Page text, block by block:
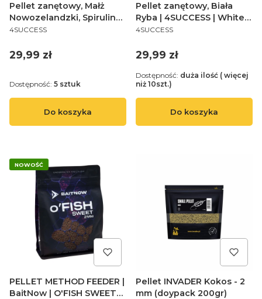
Pellet zanętowy, Małż
Nowozelandzki, Spirulina |
4SUCCESS | Green
Method Sticky Pellet
PRODUCENT
4SUCCESS
Cena
29,99 zł
Do koszyka
Dostępność: 5 sztuk
Pellet zanętowy, Biała
Ryba | 4SUCCESS | White
Fish Premium 3,0mm
Pellet
PRODUCENT
4SUCCESS
Cena
29,99 zł
Do koszyka
Dostępność: duża ilość ( więcej
niż 10szt.)
NOWOŚĆ
PELLET METHOD FEEDER |
BaitNow | O'FISH SWEET
Pellet INVADER Kokos - 2
mm (doypack 200gr)